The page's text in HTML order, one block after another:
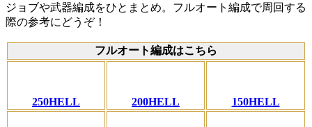
ジョブや武器編成をひとまとめ。フルオート編成で周回する
際の参考にどうぞ！
フルオート編成はこちら
250HELL 200HELL 150HELL